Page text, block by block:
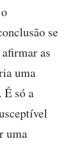
se
as
uma
só a
uma